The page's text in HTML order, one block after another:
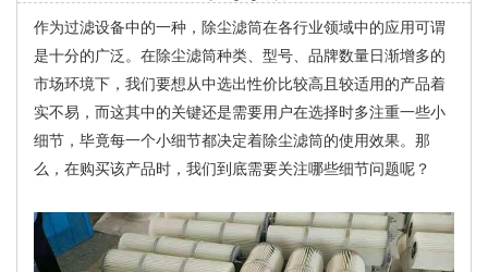
作为过滤设备中的一种，除尘滤筒在各行业领域中的应用可谓
是十分的广泛。在除尘滤筒种类、型号、品牌数量日渐增多的
市场环境下，我们要想从中选出性价比较高且较适用的产品着
实不易，而这其中的关键还是需要用户在选择时多注重一些小
细节，毕竟每一个小细节都决定着除尘滤筒的使用效果。那
么，在购买该产品时，我们到底需要关注哪些细节问题呢？